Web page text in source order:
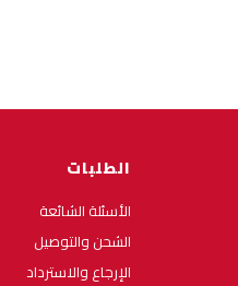
الطلبات
الأسئلة الشائعة
الشحن والتوصيل
الإرجاع والاسترداد